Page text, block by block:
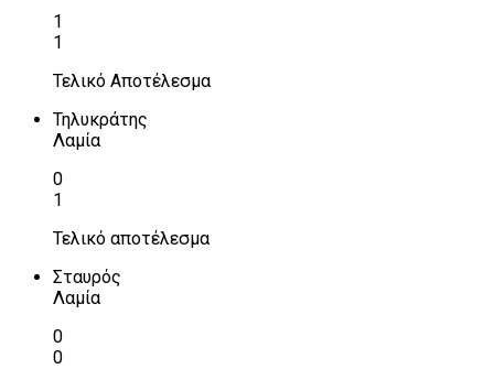
1
1
Τελικό Αποτέλεσμα
Τηλυκράτης
Λαμία
0
1
Τελικό αποτέλεσμα
Σταυρός
Λαμία
0
0